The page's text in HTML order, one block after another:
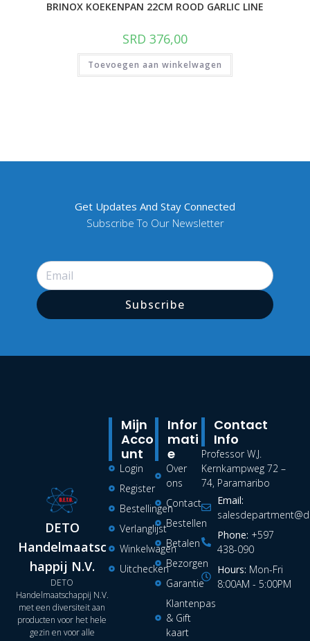
BRINOX KOEKENPAN 22CM ROOD GARLIC LINE
SRD 376,00
Toevoegen aan winkelwagen
Get Updates And Stay Connected
Subscribe To Our Newsletter
Subscribe
DETO
Handelmaatsc
happij N.V.
DETO
Handelmaatschappij N.V.
met een diversiteit aan
producten voor het hele
gezin en voor alle
Infor
Mati
E
Over
ons
Contact
Bestellen
Betalen
Bezorgen
Garantie
Klantenpas
& Gift
kaart
Mijn
Acco
Unt
Login
Register
Bestellingen
Verlanglijst
Winkelwagen
Uitchecken
Contact
Info
Professor W.J.
Kernkampweg 72 –
74, Paramaribo
Email:
Phone: +597
438-090
Hours: Mon-Fri
8:00AM - 5:00PM